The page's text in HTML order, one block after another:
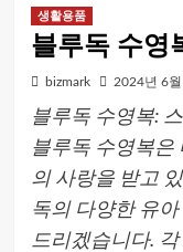
생활용품
블루독 수영
bizmark 2024년 6월
블루독 수영복:
블루독 수영복은
의 사랑을 받고
독의 다양한 유
드리겠습니다.